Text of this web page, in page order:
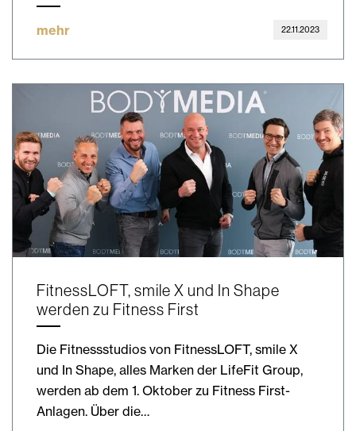
mehr 22.11.2023
FitnessLOFT, smile X und In Shape
werden zu Fitness First
Die Fitnessstudios von FitnessLOFT, smile X
und In Shape, alles Marken der LifeFit Group,
werden ab dem 1. Oktober zu Fitness First-
Anlagen. Über die…